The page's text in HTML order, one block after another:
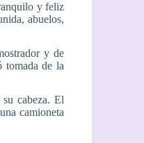
y feliz
abuelos,
y de
tomada de la
cabeza. El
camioneta